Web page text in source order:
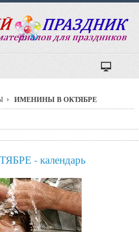
ИМЕНИНЫ В ОКТЯБРЕ
- календарь